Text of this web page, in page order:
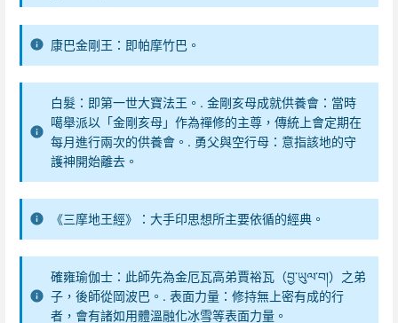
康巴金剛王：即帕摩竹巴。
白髮：即第一世大寶法王。. 金剛亥母成就供養會：當時
噶舉派以「金剛亥母」作為禪修的主尊，傳統上會定期在
每月進行兩次的供養會。. 勇父與空行母：意指該地的守
護神開始離去。
《三摩地王經》：大手印思想所主要依循的經典。
確雍瑜伽士：此師先為金厄瓦高弟賈裕瓦（བྱ་ཡུལ་བ།）之弟
子，後師從岡波巴。. 表面力量：修持無上密有成的行
者，會有諸如用體溫融化冰雪等表面力量。